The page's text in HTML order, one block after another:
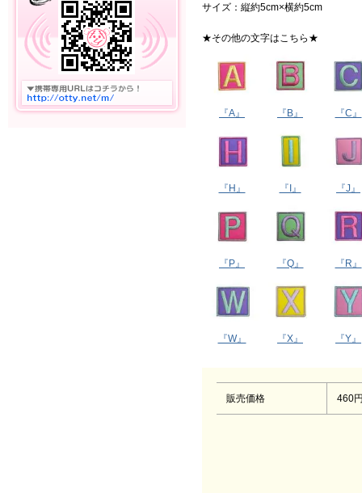
サイズ：縦約5cm×横約5cm
★その他の文字はこちら★
『A』 『B』 『C』
『H』 『I』 『J』
『P』 『Q』 『R』
『W』 『X』 『Y』
販売価格 460